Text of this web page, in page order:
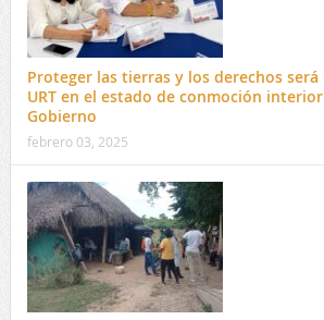
Proteger las tierras y los derechos
URT en el estado de conmoción
Gobierno
febrero 03, 2025